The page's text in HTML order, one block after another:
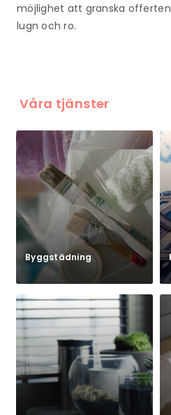
möjlighet att granska
lugn och ro.
Våra tjänster
Byggstädning